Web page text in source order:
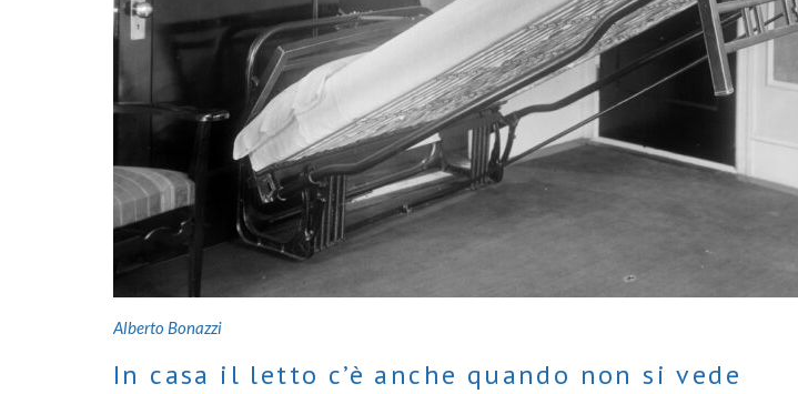
Alberto Bonazzi
In casa il letto c’è anche quando non si vede